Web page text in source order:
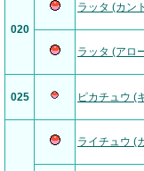
020
ラッタ (カン
ラッタ (アロ
025 ピカチュウ (
ライチュウ (